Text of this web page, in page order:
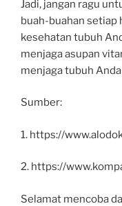
Jadi, jangan ragu
buah-buahan setiap
kesehatan tubuh
menjaga asupan
menjaga tubuh
Sumber:
1. https://
2. https://
Selamat mencoba